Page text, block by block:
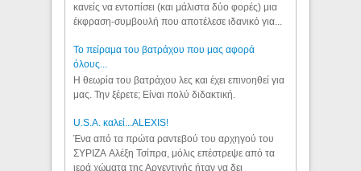
κανείς να εντοπίσει (και μάλιστα δύο φορές) μια
έκφραση-συμβουλή που αποτέλεσε ιδανικό για...
Το πείραμα του βατράχου που μας αφορά
όλους...
Η θεωρία του βατράχου λες και έχει επινοηθεί για
μας. Την ξέρετε; Είναι πολύ διδακτική.
U.S.A. καλεί...ALEXIS!
Ένα από τα πρώτα ραντεβού του αρχηγού του
ΣΥΡΙΖΑ Αλέξη Τσίπρα, μόλις επέστρεψε από τα
ιερά χώματα της Αργεντινής ήταν να δει